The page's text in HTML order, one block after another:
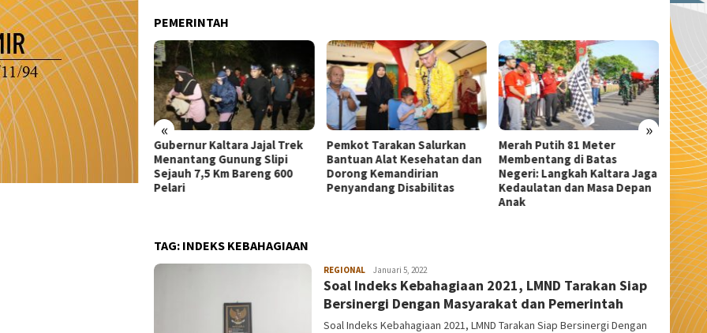
PEMERINTAH
« »
Kaltara Jajal Trek
Gunung Slipi
7,5 Km Bareng 600
Pemkot Tarakan Salurkan
Bantuan Alat Kesehatan dan
Dorong Kemandirian
Penyandang Disabilitas
Merah Putih 81 Meter
Membentang di Batas
Negeri: Langkah Kaltara Jaga
Kedaulatan dan Masa Depan
Dekranasda Tarakan
Matangkan Persiapan Produk
UMKM Unggulan, Siap Tampil
di Kodaeral Fair 2026
Wali
TAG: INDEKS KEBAHAGIAAN
REGIONAL admin
Januari 5, 2022
Soal Indeks Kebahagiaan 2021, LMND Tarakan Siap
Bersinergi Dengan Masyarakat dan Pemerintah
Soal Indeks Kebahagiaan 2021, LMND Tarakan Siap Bersinergi Dengan